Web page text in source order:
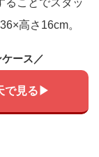
ることでスタッ
高さ16cm。
ース／
で見る▶